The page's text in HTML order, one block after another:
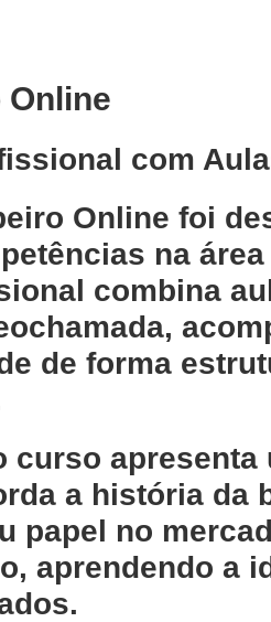
com
Online foi
na
combina
,
de forma
curso apresenta
a história da
papel no
, aprendendo a